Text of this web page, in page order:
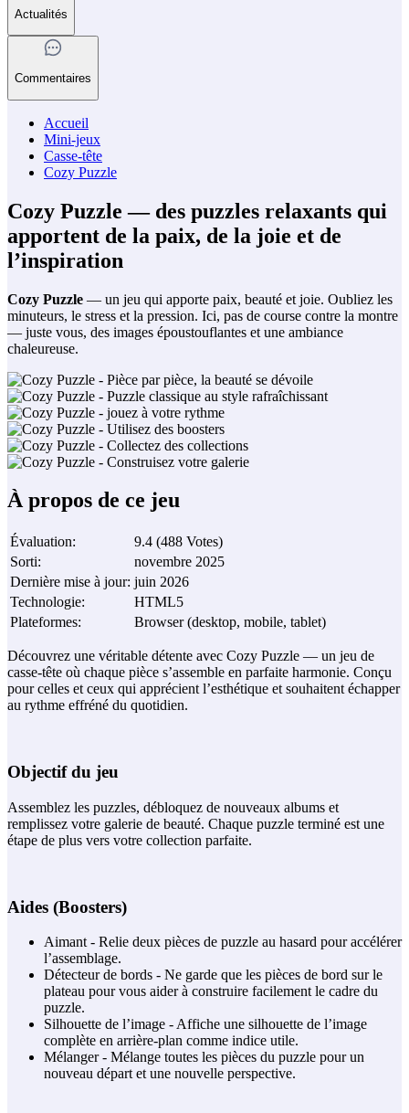
Actualités
Commentaires
Accueil
Mini-jeux
Casse-tête
Cozy Puzzle
Cozy Puzzle — des puzzles relaxants qui
apportent de la paix, de la joie et de
l’inspiration
Cozy Puzzle — un jeu qui apporte paix, beauté et joie. Oubliez les
minuteurs, le stress et la pression. Ici, pas de course contre la montre
— juste vous, des images époustouflantes et une ambiance
chaleureuse.
À propos de ce jeu
Évaluation: 9.4 (488 Votes)
Sorti:
novembre 2025
Dernière mise à jour: juin 2026
Technologie:
HTML5
Plateformes: Browser (desktop, mobile, tablet)
Découvrez une véritable détente avec Cozy Puzzle — un jeu de
casse‑tête où chaque pièce s’assemble en parfaite harmonie. Conçu
pour celles et ceux qui apprécient l’esthétique et souhaitent échapper
au rythme effréné du quotidien.
Objectif du jeu
Assemblez les puzzles, débloquez de nouveaux albums et
remplissez votre galerie de beauté. Chaque puzzle terminé est une
étape de plus vers votre collection parfaite.
Aides (Boosters)
Aimant - Relie deux pièces de puzzle au hasard pour accélérer
l’assemblage.
Détecteur de bords - Ne garde que les pièces de bord sur le
plateau pour vous aider à construire facilement le cadre du
puzzle.
Silhouette de l’image - Affiche une silhouette de l’image
complète en arrière-plan comme indice utile.
Mélanger - Mélange toutes les pièces du puzzle pour un
nouveau départ et une nouvelle perspective.